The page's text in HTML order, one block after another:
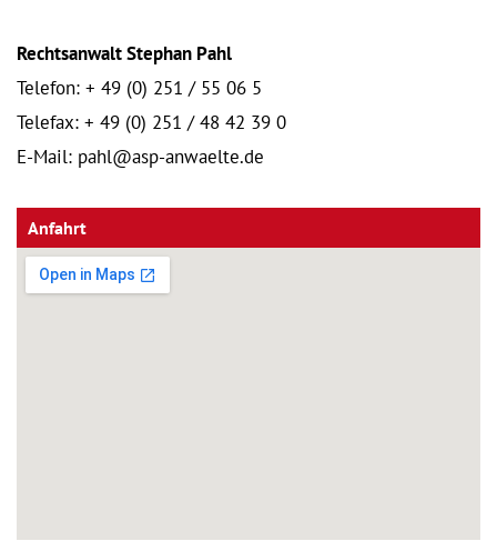
Rechtsanwalt Stephan Pahl
Telefon: + 49 (0) 251 / 55 06 5
Telefax: + 49 (0) 251 / 48 42 39 0
E-Mail: pahl@asp-anwaelte.de
Anfahrt